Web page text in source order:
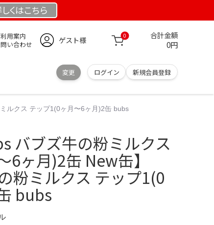
くはこちら
用案内
い合わせ
ゲスト様 0 合計金額
0円
変更 ログイン 新規会員登録
ルクス テップ1(0ヶ月〜6ヶ月)2缶 bubs
バブズ牛の粉ミルクス
6ヶ月)2缶 New缶】
粉ミルクス テップ1(0
bubs